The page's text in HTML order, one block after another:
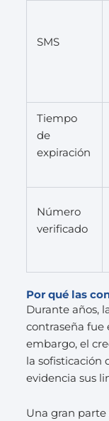
SMS
Tiempo
de
expiración
Número
verificado
Por qué las
Durante años,
contraseña fue
embargo, el
la sofisticación
evidencia sus
Una gran